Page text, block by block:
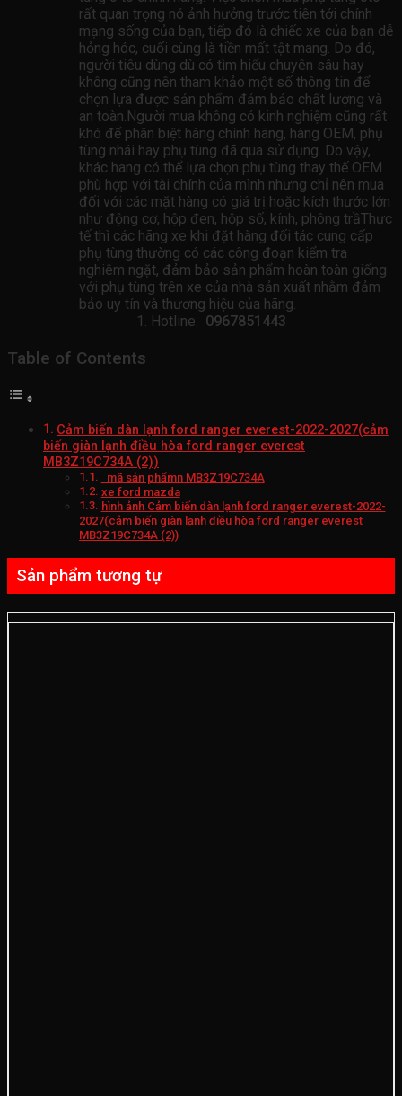
rất quan trọng nó ảnh hưởng trước tiên tới chính
mạng sống của bạn, tiếp đó là chiếc xe của bạn dễ
hỏng hóc, cuối cùng là tiền mất tật mang. Do đó,
người tiêu dùng dù có tìm hiểu chuyên sâu hay
không cũng nên tham khảo một số thông tin để
chọn lựa được sản phẩm đảm bảo chất lượng và
an toàn.Người mua không có kinh nghiệm cũng rất
khó để phân biệt hàng chính hãng, hàng OEM, phụ
tùng nhái hay phụ tùng đã qua sử dụng. Do vậy,
khác hang có thể lựa chọn phụ tùng thay thế OEM
phù hợp với tài chính của mình nhưng chỉ nên mua
đối với các mặt hàng có giá trị hoặc kích thước lớn
như động cơ, hộp đen, hộp số, kính, phông trầThực
tế thì các hãng xe khi đặt hàng đối tác cung cấp
phụ tùng thường có các công đoạn kiểm tra
nghiêm ngặt, đảm bảo sản phẩm hoàn toàn giống
với phụ tùng trên xe của nhà sản xuất nhằm đảm
bảo uy tín và thương hiệu của hãng.
Hotline: 0967851443
Table of Contents
Cảm biến dàn lạnh ford ranger everest-2022-2027(cảm
biến giàn lạnh điều hòa ford ranger everest
MB3Z19C734A (2))
mã sản phẩmn MB3Z19C734A
xe ford mazda
hình ảnh Cảm biến dàn lạnh ford ranger everest-2022-
2027(cảm biến giàn lạnh điều hòa ford ranger everest
MB3Z19C734A (2))
Sản phẩm tương tự